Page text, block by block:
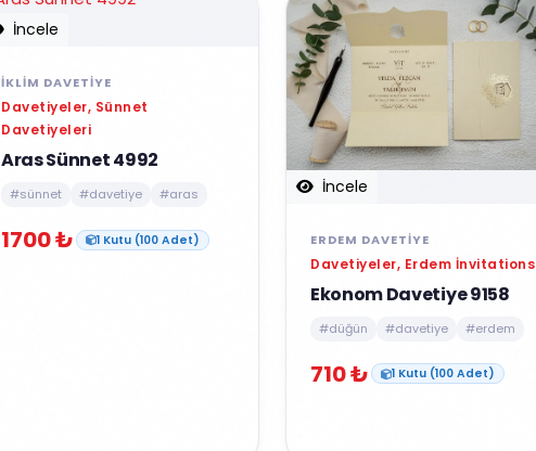
İncele
İKLIM DAVETIYE
Davetiyeler, Sünnet
Davetiyeleri
Aras Sünnet 4992
#sünnet #davetiye #aras
1700 ₺ 1 Kutu (100 Adet)
İncele
ERDEM DAVETIYE
Davetiyeler, Erdem İnvitations
Ekonom Davetiye 9158
#düğün #davetiye #erdem
710 ₺ 1 Kutu (100 Adet)